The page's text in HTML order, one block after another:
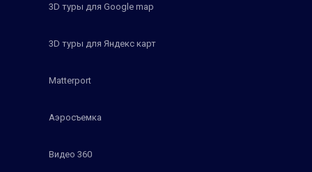
3D туры для Google map
3D туры для Яндекс карт
Matterport
Аэросъемка
Видео 360